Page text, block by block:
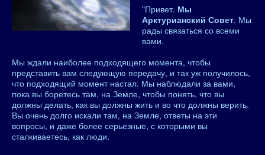
"Привет. Мы
Арктурианский Совет. Мы
рады связаться со всеми
вами.
Мы ждали наиболее подходящего момента, чтобы
представить вам следующую передачу, и так уж получилось,
что подходящий момент настал. Мы наблюдали за вами,
пока вы боретесь там, на Земле, чтобы понять, что вы
должны делать, как вы должны жить и во что должны верить.
Вы очень долго искали там, на Земле, ответы на эти
вопросы, и даже более серьезные, с которыми вы
сталкиваетесь, как люди.